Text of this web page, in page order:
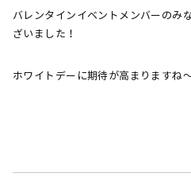
バレンタインイベントメンバーのみ
ざいました！
ホワイトデーに期待が高まりますね